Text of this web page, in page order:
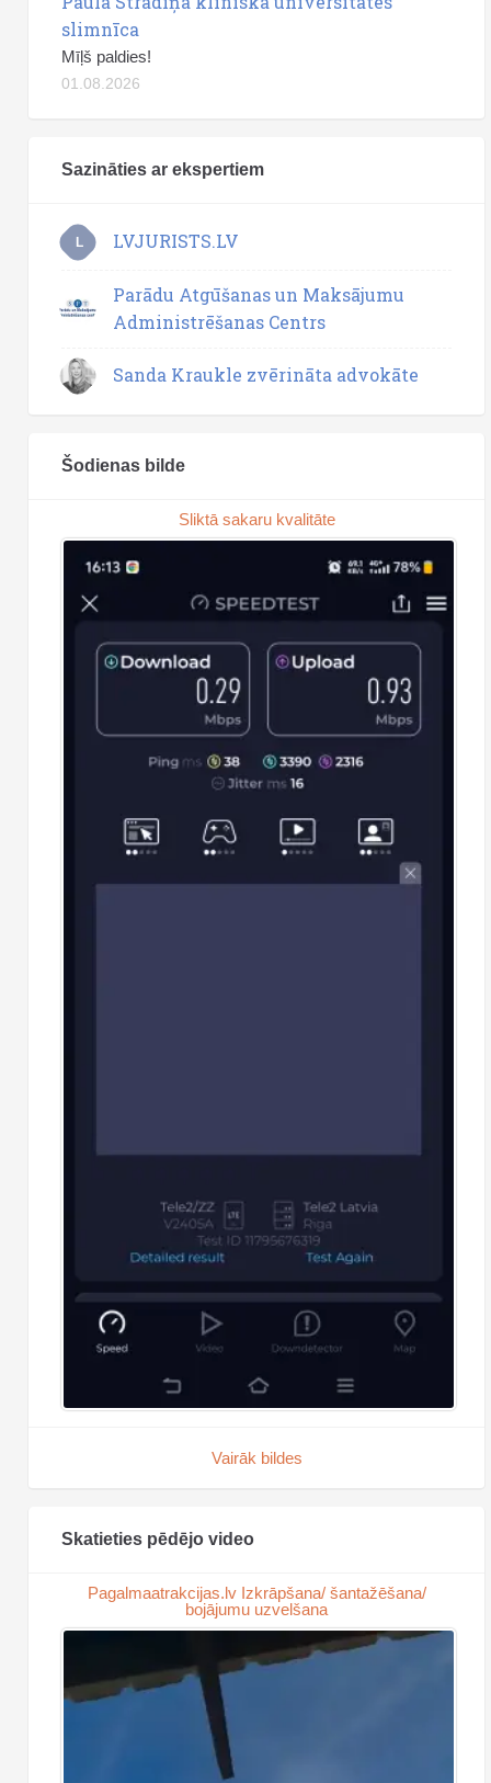
slimnīca
Mīļš paldies!
01.08.2026
Sazināties ar ekspertiem
L LVJURISTS.LV
Parādu Atgūšanas un Maksājumu
Administrēšanas Centrs
Sanda Kraukle zvērināta advokāte
Šodienas bilde
Sliktā sakaru kvalitāte
Vairāk bildes
Skatieties pēdējo video
Pagalmaatrakcijas.lv Izkrāpšana/ šantažēšana/
bojājumu uzvelšana